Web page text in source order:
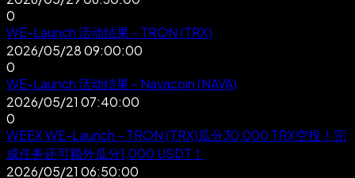
0
WE-Launch 活动结果 - TRON (TRX)
2026/05/28 09:00:00
0
WE-Launch 活动结果 - Navacoin (NAVA)
2026/05/21 07:40:00
0
WEEX WE-Launch - TRON (TRX)瓜分30,000 TRX空投！完
成任务还可额外瓜分1,000 USDT！
2026/05/21 06:50:00